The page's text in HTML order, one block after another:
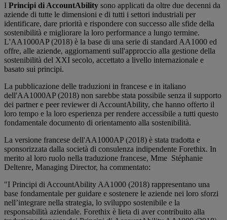
I Principi di AccountAbility sono applicati da oltre due decenni da
aziende di tutte le dimensioni e di tutti i settori industriali per
identificare, dare priorità e rispondere con successo alle sfide della
sostenibilità e migliorare la loro performance a lungo termine.
L'AA1000AP (2018) è la base di una serie di standard AA1000 ed
offre, alle aziende, aggiornamenti sull'approccio alla gestione della
sostenibilità del XXI secolo, accettato a livello internazionale e
basato sui principi.
La pubblicazione delle traduzioni in francese e in italiano
dell'AA1000AP (2018) non sarebbe stata possibile senza il supporto
dei partner e peer reviewer di AccountAbility, che hanno offerto il
loro tempo e la loro esperienza per rendere accessibile a tutti questo
fondamentale documento di orientamento alla sostenibilità.
La versione francese dell'AA1000AP (2018) è stata tradotta e
sponsorizzata dalla società di consulenza indipendente Forethix. In
merito al loro ruolo nella traduzione francese, Mme Stéphanie
Deltenre, Managing Director, ha commentato:
"I Principi di AccountAbility AA1000 (2018) rappresentano una
base fondamentale per guidare e sostenere le aziende nei loro sforzi
nell’integrare nella strategia, lo sviluppo sostenibile e la
responsabilità aziendale. Forethix è lieta di aver contribuito alla